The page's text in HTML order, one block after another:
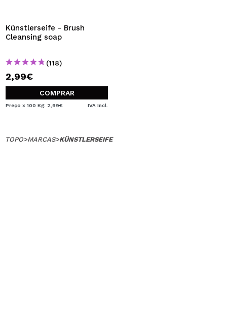
Ao criar uma conta no Maquibeauty.pt pode fazer as suas
compras rapidamente, verificar o estado das suas
encomendas e consultar as suas operações anteriores.
Künstlerseife - Brush
Cleansing soap
(118)
2,99€
COMPRAR
Preço x 100 Kg: 2,99€ IVA Incl.
TOPO>MARCAS>KÜNSTLERSEIFE